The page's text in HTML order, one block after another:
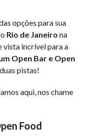
opções para sua
Rio de Janeiro na
vista incrível para a
Open Bar e Open
pistas!
aqui, nos chame
Food